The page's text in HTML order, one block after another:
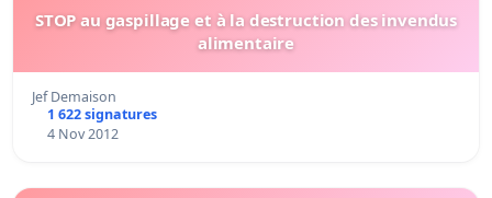
STOP au gaspillage et à la destruction des invendus
alimentaire
Jef Demaison
1 622 signatures
4 Nov 2012